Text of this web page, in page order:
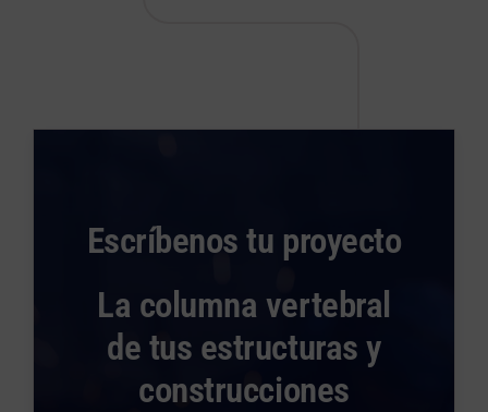
Escríbenos tu proyecto
La columna vertebral
de tus estructuras y
construcciones